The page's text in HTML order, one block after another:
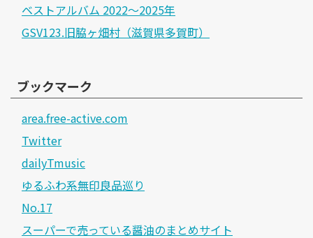
ベストアルバム 2022～2025年
GSV123.旧脇ヶ畑村（滋賀県多賀町）
ブックマーク
area.free-active.com
Twitter
dailyTmusic
ゆるふわ系無印良品巡り
No.17
スーパーで売っている醤油のまとめサイト